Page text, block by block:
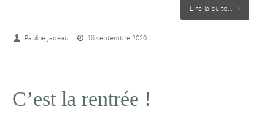
Lire la suite…
Pauline Jadeau 18 septembre 2020
C’est la rentrée !